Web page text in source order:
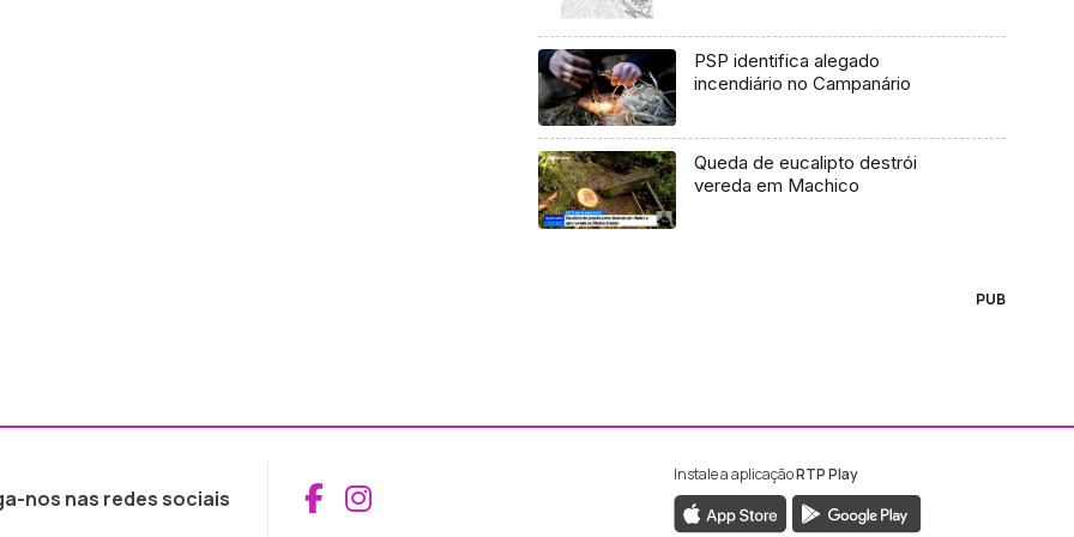
PSP identifica alegado
incendiário no Campanário
Queda de eucalipto destrói
vereda em Machico
PUB
nos nas redes sociais Aceder ao Facebook da RTP Madeira
Aceder ao Instagram da RTP Madeira
Instale a aplicaçãoRTP Play